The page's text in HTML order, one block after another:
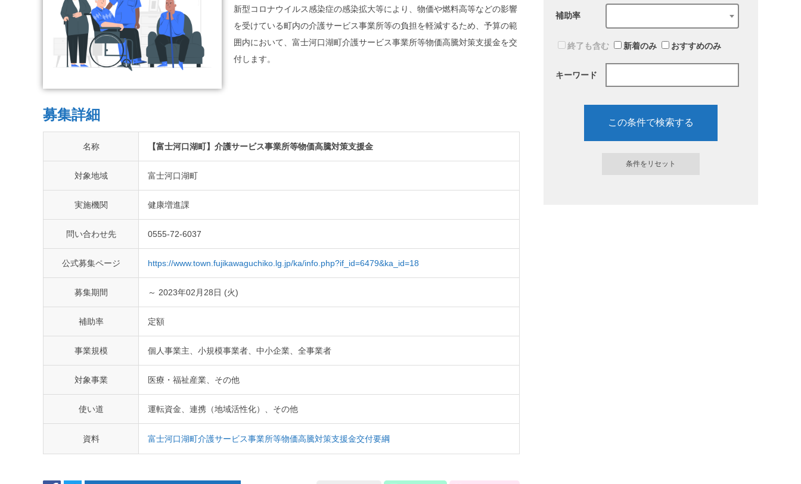
新型コロナウイルス感染症の感染拡大等により、物価や燃料高等などの影響
を受けている町内の介護サービス事業所等の負担を軽減するため、予算の範
囲内において、富士河口湖町介護サービス事業所等物価高騰対策支援金を交
付します。
募集詳細
名称 【富士河口湖町】介護サービス事業所等物価高騰対策支援金
対象地域 富士河口湖町
実施機関 健康増進課
問い合わせ先 0555-72-6037
公式募集ページ https://www.town.fujikawaguchiko.lg.jp/ka/info.php?if_id=6479&ka_id=18
募集期間 ～ 2023年02月28日 (火)
補助率 定額
事業規模 個人事業主、小規模事業者、中小企業、全事業者
対象事業 医療・福祉産業、その他
使い道 運転資金、連携（地域活性化）、その他
資料 富士河口湖町介護サービス事業所等物価高騰対策支援金交付要綱
補助率
終了も含む 新着のみ おすすめのみ
キーワード